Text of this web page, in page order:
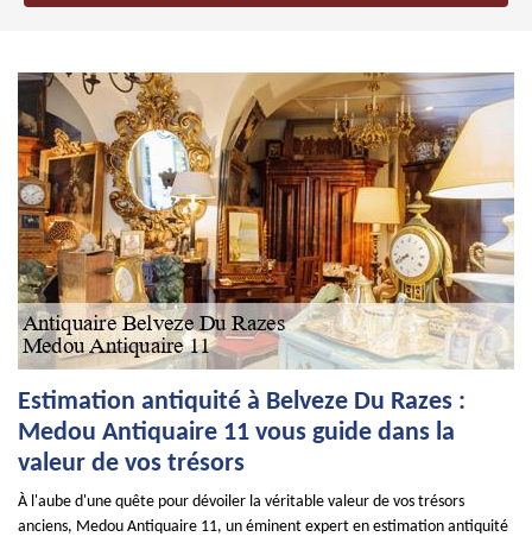
Estimation antiquité à Belveze Du Razes :
Medou Antiquaire 11 vous guide dans la
valeur de vos trésors
À l'aube d'une quête pour dévoiler la véritable valeur de vos trésors
anciens, Medou Antiquaire 11, un éminent expert en estimation antiquité